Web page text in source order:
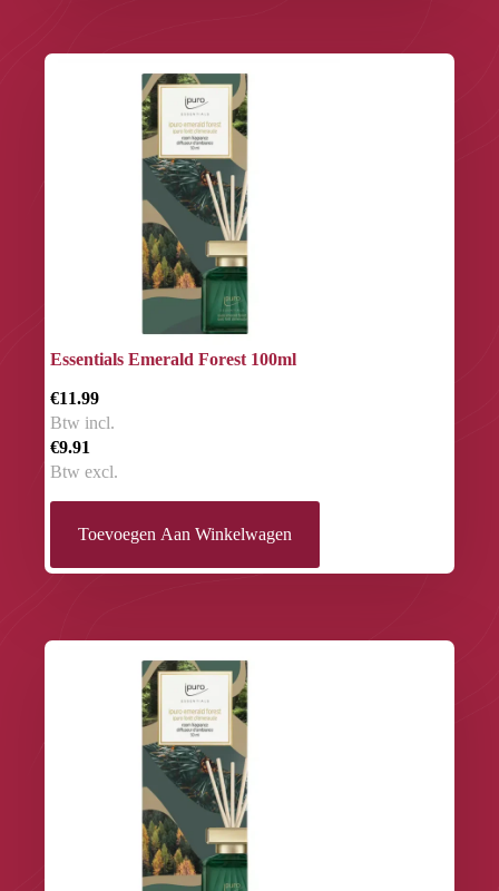
Essentials Emerald Forest 100ml
€11.99
Btw incl.
€9.91
Btw excl.
Toevoegen Aan Winkelwagen